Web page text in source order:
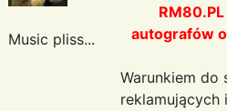
Music pliss...
autografów
Warunkiem
reklamujących